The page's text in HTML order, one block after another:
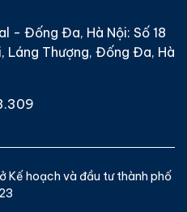
- Đống Đa, Hà Nội: Số 18
Láng Thượng, Đống Đa, Hà
Kế hoạch và đầu tư thành phố